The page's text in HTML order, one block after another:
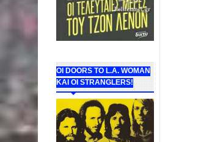
ΟΙ DOORS ΤΟ L.A. WOMAN
KAI OI STRANGLERS!